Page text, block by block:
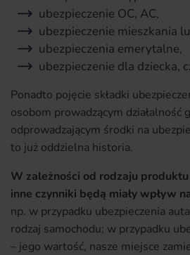
ubezpieczenie OC, AC,
ubezpieczenie mieszkania
ubezpieczenia emerytalne,
ubezpieczenie dla dziecka,
Ponadto pojęcie składki
osobom prowadzącym działalność
odprowadzającym środki na
to już oddzielna historia.
W zależności od rodzaju
inne czynniki będą miały wpływ
np. w przypadku ubezpieczenia
rodzaj samochodu; w przypadku
– jego wartość, nasze miejsce